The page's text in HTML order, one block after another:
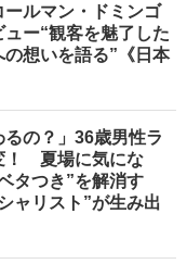
ルマン・ドミンゴ
ー“観客を魅了した
想いを語る”《日本
るの？」36歳男性ラ
！ 夏場に気にな
タつき”を解消す
ャリスト”が生み出